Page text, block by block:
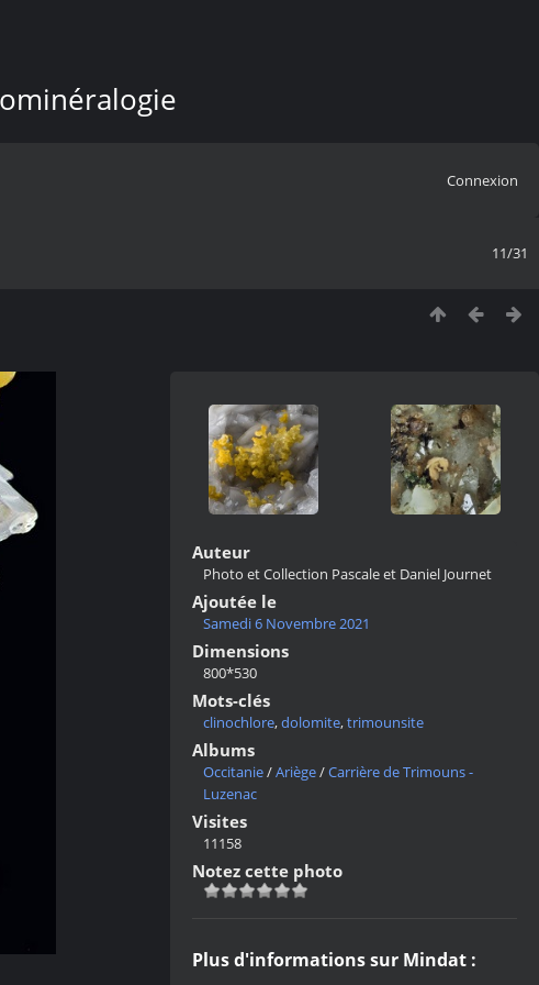
Connexion
11/31
Auteur
Photo et Collection Pascale et Daniel Journet
Ajoutée le
Samedi 6 Novembre 2021
Dimensions
800*530
Mots-clés
clinochlore,dolomite,trimounsite
Albums
Occitanie/Ariège/Carrière de Trimouns -
Luzenac
Visites
11158
Notez cette photo
Plus d'informations sur Mindat :